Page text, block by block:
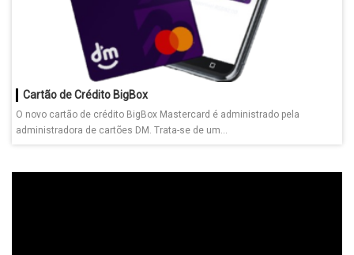
Cartão de Crédito BigBox
O novo cartão de crédito BigBox Mastercard é administrado pela
administradora de cartões DM. Trata-se de um...